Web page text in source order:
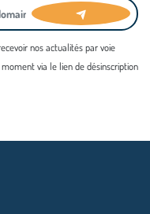
nos actualités par voie
via le lien de désinscription